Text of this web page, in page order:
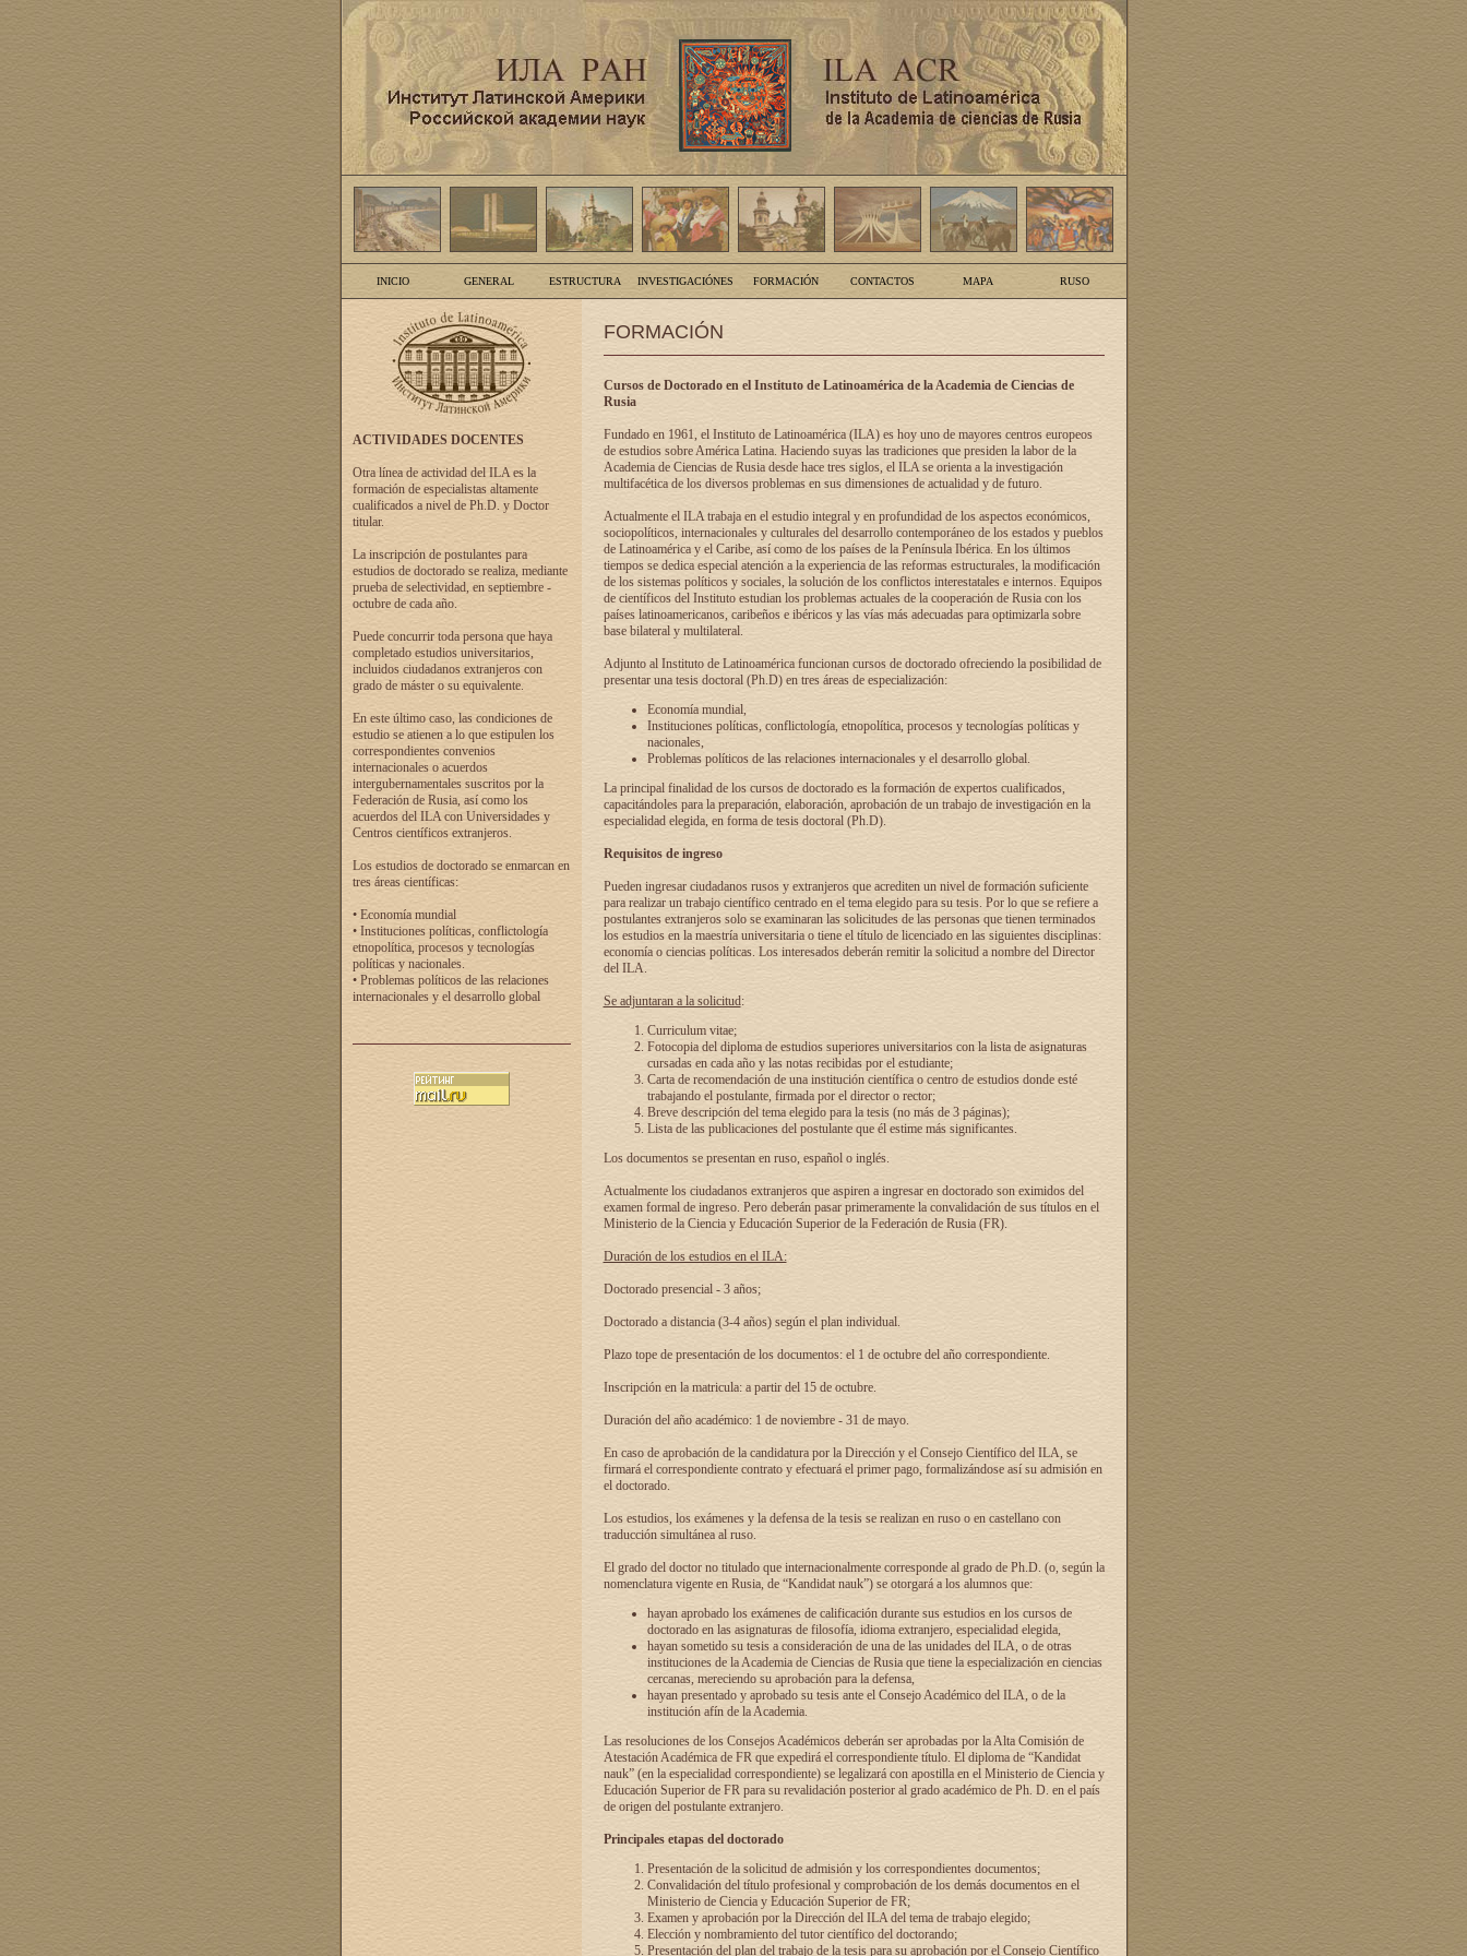
INICIO GENERAL ESTRUCTURA INVESTIGACIÓNES FORMACIÓN CONTACTOS MAPA RUSO
ACTIVIDADES DOCENTES
Otra línea de actividad del ILA es la
formación de especialistas altamente
cualificados a nivel de Ph.D. y Doctor
titular.
La inscripción de postulantes para
estudios de doctorado se realiza, mediante
prueba de selectividad, en septiembre -
octubre de cada año.
Puede concurrir toda persona que haya
completado estudios universitarios,
incluidos ciudadanos extranjeros con
grado de máster o su equivalente.
En este último caso, las condiciones de
estudio se atienen a lo que estipulen los
correspondientes convenios
internacionales o acuerdos
intergubernamentales suscritos por la
Federación de Rusia, así como los
acuerdos del ILA con Universidades y
Centros científicos extranjeros.
Los estudios de doctorado se enmarcan en
tres áreas científicas:
• Economía mundial
• Instituciones políticas, conflictología
etnopolítica, procesos y tecnologías
políticas y nacionales.
• Problemas políticos de las relaciones
internacionales y el desarrollo global
FORMACIÓN
Cursos de Doctorado en el Instituto de Latinoamérica de la Academia de Ciencias de
Rusia
Fundado en 1961, el Instituto de Latinoamérica (ILA) es hoy uno de mayores centros europeos
de estudios sobre América Latina. Haciendo suyas las tradiciones que presiden la labor de la
Academia de Ciencias de Rusia desde hace tres siglos, el ILA se orienta a la investigación
multifacética de los diversos problemas en sus dimensiones de actualidad y de futuro.
Actualmente el ILA trabaja en el estudio integral y en profundidad de los aspectos económicos,
sociopolíticos, internacionales y culturales del desarrollo contemporáneo de los estados y pueblos
de Latinoamérica y el Caribe, así como de los países de la Península Ibérica. En los últimos
tiempos se dedica especial atención a la experiencia de las reformas estructurales, la modificación
de los sistemas políticos y sociales, la solución de los conflictos interestatales e internos. Equipos
de científicos del Instituto estudian los problemas actuales de la cooperación de Rusia con los
países latinoamericanos, caribeños e ibéricos y las vías más adecuadas para optimizarla sobre
base bilateral y multilateral.
Adjunto al Instituto de Latinoamérica funcionan cursos de doctorado ofreciendo la posibilidad de
presentar una tesis doctoral (Ph.D) en tres áreas de especialización:
Economía mundial,
Instituciones políticas, conflictología, etnopolítica, procesos y tecnologías políticas y
nacionales,
Problemas políticos de las relaciones internacionales y el desarrollo global.
La principal finalidad de los cursos de doctorado es la formación de expertos cualificados,
capacitándoles para la preparación, elaboración, aprobación de un trabajo de investigación en la
especialidad elegida, en forma de tesis doctoral (Ph.D).
Requisitos de ingreso
Pueden ingresar ciudadanos rusos y extranjeros que acrediten un nivel de formación suficiente
para realizar un trabajo científico centrado en el tema elegido para su tesis. Por lo que se refiere a
postulantes extranjeros solo se examinaran las solicitudes de las personas que tienen terminados
los estudios en la maestría universitaria o tiene el título de licenciado en las siguientes disciplinas:
economía o ciencias políticas. Los interesados deberán remitir la solicitud a nombre del Director
del ILA.
Se adjuntaran a la solicitud:
Curriculum vitae;
Fotocopia del diploma de estudios superiores universitarios con la lista de asignaturas
cursadas en cada año y las notas recibidas por el estudiante;
Carta de recomendación de una institución científica o centro de estudios donde esté
trabajando el postulante, firmada por el director o rector;
Breve descripción del tema elegido para la tesis (no más de 3 páginas);
Lista de las publicaciones del postulante que él estime más significantes.
Los documentos se presentan en ruso, español o inglés.
Actualmente los ciudadanos extranjeros que aspiren a ingresar en doctorado son eximidos del
examen formal de ingreso. Pero deberán pasar primeramente la convalidación de sus títulos en el
Ministerio de la Ciencia y Educación Superior de la Federación de Rusia (FR).
Duración de los estudios en el ILA:
Doctorado presencial - 3 años;
Doctorado a distancia (3-4 años) según el plan individual.
Plazo tope de presentación de los documentos: el 1 de octubre del año correspondiente.
Inscripción en la matricula: a partir del 15 de octubre.
Duración del año académico: 1 de noviembre - 31 de mayo.
En caso de aprobación de la candidatura por la Dirección y el Consejo Científico del ILA, se
firmará el correspondiente contrato y efectuará el primer pago, formalizándose así su admisión en
el doctorado.
Los estudios, los exámenes y la defensa de la tesis se realizan en ruso o en castellano con
traducción simultánea al ruso.
El grado del doctor no titulado que internacionalmente corresponde al grado de Ph.D. (o, según la
nomenclatura vigente en Rusia, de “Kandidat nauk”) se otorgará a los alumnos que:
hayan aprobado los exámenes de calificación durante sus estudios en los cursos de
doctorado en las asignaturas de filosofía, idioma extranjero, especialidad elegida,
hayan sometido su tesis a consideración de una de las unidades del ILA, o de otras
instituciones de la Academia de Ciencias de Rusia que tiene la especialización en ciencias
cercanas, mereciendo su aprobación para la defensa,
hayan presentado y aprobado su tesis ante el Consejo Académico del ILA, o de la
institución afín de la Academia.
Las resoluciones de los Consejos Académicos deberán ser aprobadas por la Alta Comisión de
Atestación Académica de FR que expedirá el correspondiente título. El diploma de “Kandidat
nauk” (en la especialidad correspondiente) se legalizará con apostilla en el Ministerio de Ciencia y
Educación Superior de FR para su revalidación posterior al grado académico de Ph. D. en el país
de origen del postulante extranjero.
Principales etapas del doctorado
Presentación de la solicitud de admisión y los correspondientes documentos;
Convalidación del título profesional y comprobación de los demás documentos en el
Ministerio de Ciencia y Educación Superior de FR;
Examen y aprobación por la Dirección del ILA del tema de trabajo elegido;
Elección y nombramiento del tutor científico del doctorando;
Presentación del plan del trabajo de la tesis para su aprobación por el Consejo Científico